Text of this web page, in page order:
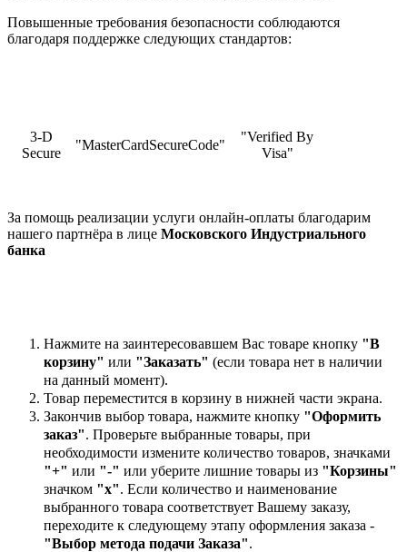
Повышенные требования безопасности соблюдаются
благодаря поддержке следующих стандартов:
3-D
Secure
"MasterCardSecureCode"
"Verified By
Visa"
За помощь реализации услуги онлайн-оплаты благодарим
нашего партнёра в лице Московского Индустриального
банка
Нажмите на заинтересовавшем Вас товаре кнопку "В
корзину" или "Заказать" (если товара нет в наличии
на данный момент).
Товар переместится в корзину в нижней части экрана.
Закончив выбор товара, нажмите кнопку "Оформить
заказ". Проверьте выбранные товары, при
необходимости измените количество товаров, значками
"+" или "-" или уберите лишние товары из "Корзины"
значком "х". Если количество и наименование
выбранного товара соответствует Вашему заказу,
переходите к следующему этапу оформления заказа -
"Выбор метода подачи Заказа".